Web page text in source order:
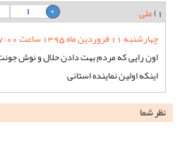
1) علی
1
چهارشنبه 11 فروردین ماه 1395 ساعت 17:00
اون رایی که مردم بهت دادن حلال و نوش
اینکه اولین نماینده استانی
نظر شما